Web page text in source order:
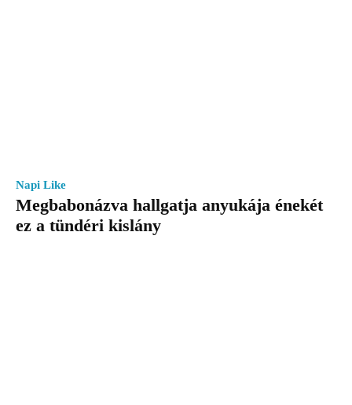
Napi Like
Megbabonázva hallgatja anyukája énekét
ez a tündéri kislány